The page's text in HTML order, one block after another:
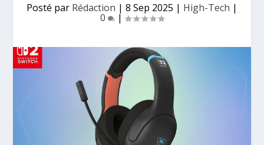
Posté par Rédaction | 8 Sep 2025 | High-Tech |
0 |